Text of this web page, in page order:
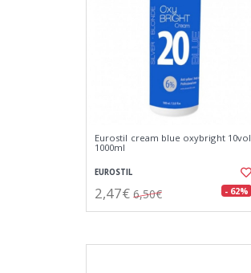
Eurostil cream blue oxybright 10vol
1000ml
EUROSTIL
2,47€ 6,50€ - 62%